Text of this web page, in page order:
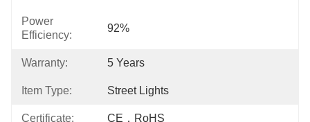
Power
Efficiency:
92%
Warranty: 5 Years
Item Type: Street Lights
Certificate: CE，RoHS